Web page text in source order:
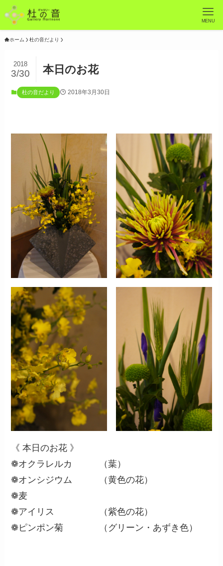
MENU
ホーム 杜の音だより
本日のお花
2018
3/30
杜の音だより 2018年3月30日
《 本日のお花 》
❁オクラレルカ （葉）
❁オンシジウム （黄色の花）
❁麦
❁アイリス （紫色の花）
❁ピンポン菊 （グリーン・あずき色）